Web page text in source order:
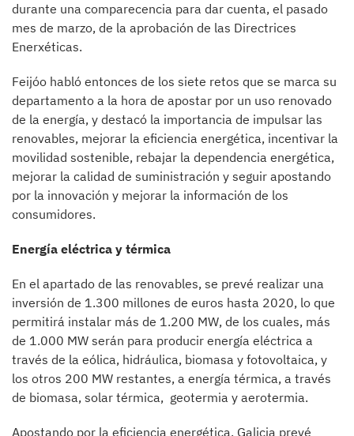
durante una comparecencia para dar cuenta, el pasado
mes de marzo, de la aprobación de las Directrices
Enerxéticas.
Feijóo habló entonces de los siete retos que se marca su
departamento a la hora de apostar por un uso renovado
de la energía, y destacó la importancia de impulsar las
renovables, mejorar la eficiencia energética, incentivar la
movilidad sostenible, rebajar la dependencia energética,
mejorar la calidad de suministración y seguir apostando
por la innovación y mejorar la información de los
consumidores.
Energía eléctrica y térmica
En el apartado de las renovables, se prevé realizar una
inversión de 1.300 millones de euros hasta 2020, lo que
permitirá instalar más de 1.200 MW, de los cuales, más
de 1.000 MW serán para producir energía eléctrica a
través de la eólica, hidráulica, biomasa y fotovoltaica, y
los otros 200 MW restantes, a energía térmica, a través
de biomasa, solar térmica, geotermia y aerotermia.
Apostando por la eficiencia energética, Galicia prevé